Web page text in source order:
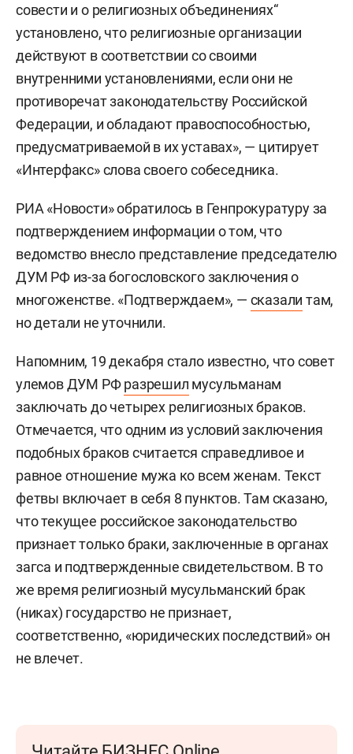
совести и о религиозных объединениях“
установлено, что религиозные организации
действуют в соответствии со своими
внутренними установлениями, если они не
противоречат законодательству Российской
Федерации, и обладают правоспособностью,
предусматриваемой в их уставах», — цитирует
«Интерфакс» слова своего собеседника.
РИА «Новости» обратилось в Генпрокуратуру за
подтверждением информации о том, что
ведомство внесло представление председателю
ДУМ РФ из-за богословского заключения о
многоженстве. «Подтверждаем», — сказали там,
но детали не уточнили.
Напомним, 19 декабря стало известно, что совет
улемов ДУМ РФразрешил мусульманам
заключать до четырех религиозных браков.
Отмечается, что одним из условий заключения
подобных браков считается справедливое и
равное отношение мужа ко всем женам. Текст
фетвы включает в себя 8 пунктов. Там сказано,
что текущее российское законодательство
признает только браки, заключенные в органах
загса и подтвержденные свидетельством. В то
же время религиозный мусульманский брак
(никах) государство не признает,
соответственно, «юридических последствий» он
не влечет.